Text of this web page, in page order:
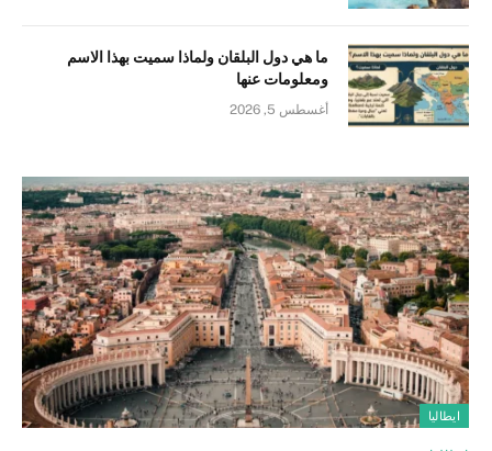
ما هي دول البلقان ولماذا سميت بهذا الاسم
ومعلومات عنها
أغسطس 5, 2026
ايطاليا